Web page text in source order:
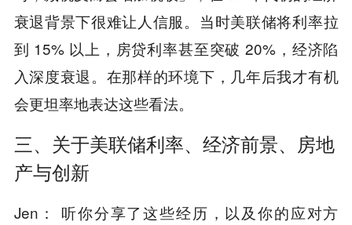
衰退背景下很难让人信服。当时美联储将利率拉
到 15% 以上，房贷利率甚至突破 20%，经济陷
入深度衰退。在那样的环境下，几年后我才有机
会更坦率地表达这些看法。
三、关于美联储利率、经济前景、房地
产与创新
Jen： 听你分享了这些经历，以及你的应对方